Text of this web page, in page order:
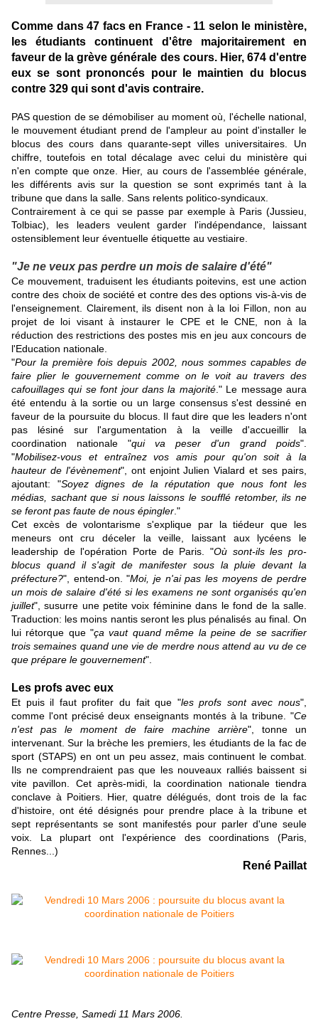
Comme dans 47 facs en France - 11 selon le ministère,
les étudiants continuent d'être majoritairement en
faveur de la grève générale des cours. Hier, 674 d'entre
eux se sont prononcés pour le maintien du blocus
contre 329 qui sont d'avis contraire.
PAS question de se démobiliser au moment où, l'échelle national,
le mouvement étudiant prend de l'ampleur au point d'installer le
blocus des cours dans quarante-sept villes universitaires. Un
chiffre, toutefois en total décalage avec celui du ministère qui
n'en compte que onze. Hier, au cours de l'assemblée générale,
les différents avis sur la question se sont exprimés tant à la
tribune que dans la salle. Sans relents politico-syndicaux.
Contrairement à ce qui se passe par exemple à Paris (Jussieu,
Tolbiac), les leaders veulent garder l'indépendance, laissant
ostensiblement leur éventuelle étiquette au vestiaire.
"Je ne veux pas perdre un mois de salaire d'été"
Ce mouvement, traduisent les étudiants poitevins, est une action
contre des choix de société et contre des des options vis-à-vis de
l'enseignement. Clairement, ils disent non à la loi Fillon, non au
projet de loi visant à instaurer le CPE et le CNE, non à la
réduction des restrictions des postes mis en jeu aux concours de
l'Education nationale.
"Pour la première fois depuis 2002, nous sommes capables de
faire plier le gouvernement comme on le voit au travers des
cafouillages qui se font jour dans la majorité." Le message aura
été entendu à la sortie ou un large consensus s'est dessiné en
faveur de la poursuite du blocus. Il faut dire que les leaders n'ont
pas lésiné sur l'argumentation à la veille d'accueillir la
coordination nationale "qui va peser d'un grand poids".
"Mobilisez-vous et entraînez vos amis pour qu'on soit à la
hauteur de l'évènement", ont enjoint Julien Vialard et ses pairs,
ajoutant: "Soyez dignes de la réputation que nous font les
médias, sachant que si nous laissons le soufflé retomber, ils ne
se feront pas faute de nous épingler ."
Cet excès de volontarisme s'explique par la tiédeur que les
meneurs ont cru déceler la veille, laissant aux lycéens le
leadership de l'opération Porte de Paris. "Où sont-ils les pro-
blocus quand il s'agit de manifester sous la pluie devant la
préfecture?", entend-on. "Moi, je n'ai pas les moyens de perdre
un mois de salaire d'été si les examens ne sont organisés qu'en
juillet", susurre une petite voix féminine dans le fond de la salle.
Traduction: les moins nantis seront les plus pénalisés au final. On
lui rétorque que "ça vaut quand même la peine de se sacrifier
trois semaines quand une vie de merdre nous attend au vu de ce
que prépare le gouvernement".
Les profs avec eux
Et puis il faut profiter du fait que "les profs sont avec nous",
comme l'ont précisé deux enseignants montés à la tribune. "Ce
n'est pas le moment de faire machine arrière", tonne un
intervenant. Sur la brèche les premiers, les étudiants de la fac de
sport (STAPS) en ont un peu assez, mais continuent le combat.
Ils ne comprendraient pas que les nouveaux ralliés baissent si
vite pavillon. Cet après-midi, la coordination nationale tiendra
conclave à Poitiers. Hier, quatre délégués, dont trois de la fac
d'histoire, ont été désignés pour prendre place à la tribune et
sept représentants se sont manifestés pour parler d'une seule
voix. La plupart ont l'expérience des coordinations (Paris,
Rennes...)
René Paillat
Centre Presse, Samedi 11 Mars 2006.